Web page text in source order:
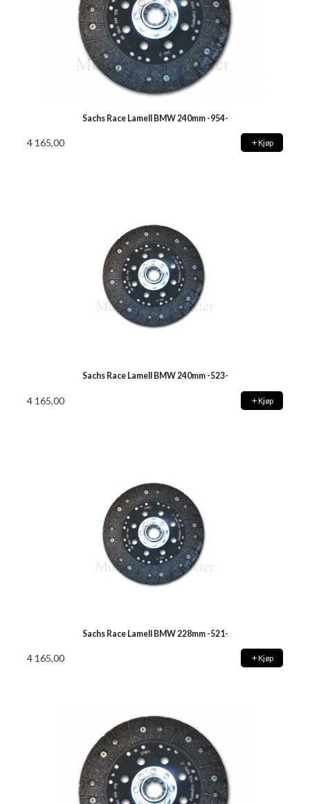
Sachs Race Lamell BMW 240mm -954-
4 165,00 Kjøp
Sachs Race Lamell BMW 240mm -523-
4 165,00 Kjøp
Sachs Race Lamell BMW 228mm -521-
4 165,00 Kjøp